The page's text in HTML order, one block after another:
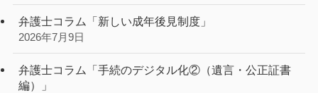
弁護士コラム「新しい成年後見制度」
2026年7月9日
弁護士コラム「手続のデジタル化②（遺言・公正証書
編）」